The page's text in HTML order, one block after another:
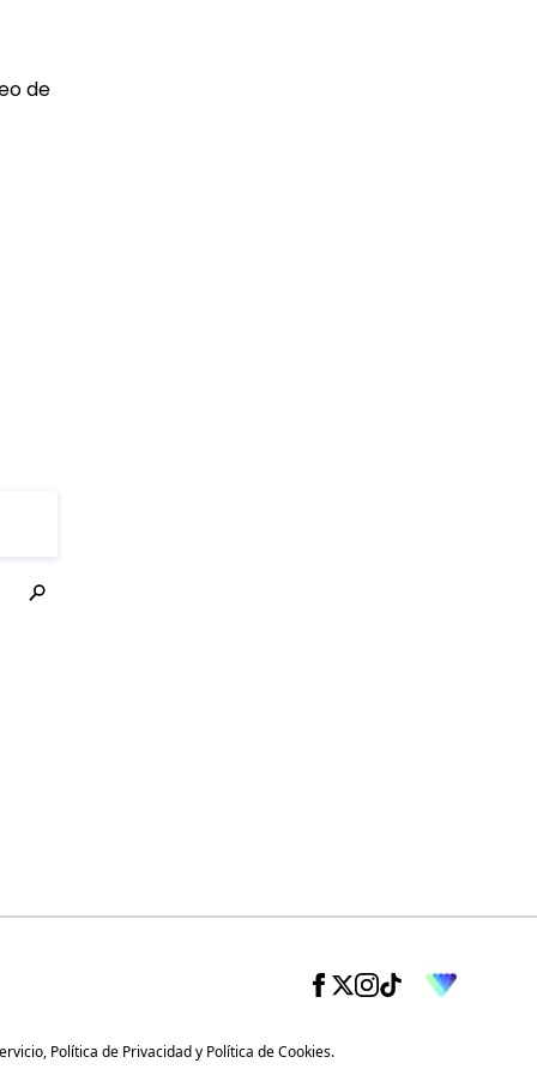
de
, Política de Privacidady Política de Cookies.